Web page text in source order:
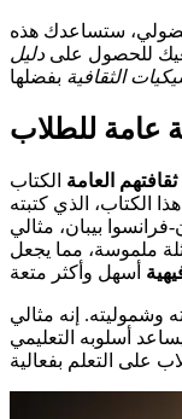
ستساعدك هذه
للحصول على دليل
الثقافية
عامة للطلاب
العامة الكتاب
الكتاب، الذي كتبته
بيبان، مثالي
ملموسة، مما يجعل
وشموليته. إنه مثالي
أسلوبه التعليمي